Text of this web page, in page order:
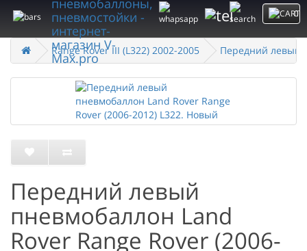
0
Range Rover III (L322) 2002-2005 Передний левый
Передний левый
пневмобаллон Land
Rover Range Rover (2006-